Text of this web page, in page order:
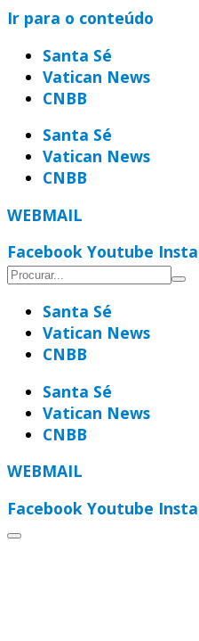
Ir para o conteúdo
Santa Sé
Vatican News
CNBB
Santa Sé
Vatican News
CNBB
WEBMAIL
Facebook Youtube
Santa Sé
Vatican News
CNBB
Santa Sé
Vatican News
CNBB
WEBMAIL
Facebook Youtube